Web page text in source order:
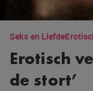
Seks en Liefde
Erotisch
de stort’